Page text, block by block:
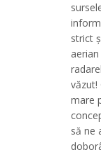
strict
văzut!
mare
să ne